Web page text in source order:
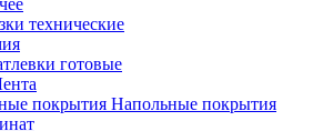
технические
готовые
Напольные покрытия